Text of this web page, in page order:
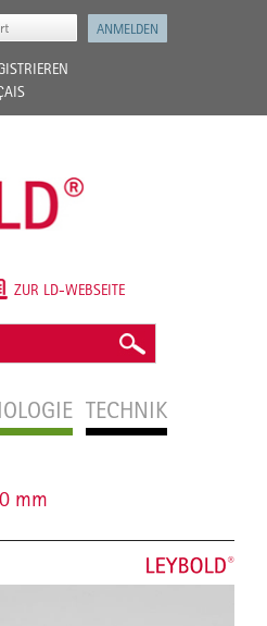
TECHNIK
ZUR LD-WEBSEITE
mm